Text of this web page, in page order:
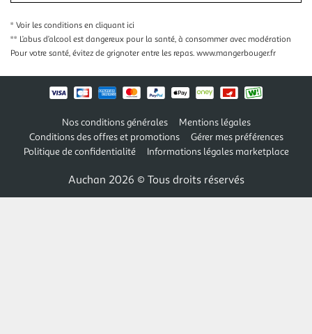
* Voir les conditions en cliquant ici
** L’abus d’alcool est dangereux pour la santé, à consommer avec modération
Pour votre santé, évitez de grignoter entre les repas. www.mangerbouger.fr
Nos conditions générales
Mentions légales
Conditions des offres et promotions
Gérer mes préférences
Politique de confidentialité
Informations légales marketplace
Auchan 2026 © Tous droits réservés